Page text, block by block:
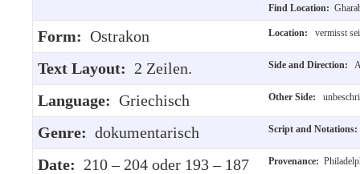
Find Location:
Form: Ostrakon Location: vermisst
Text Layout: 2 Zeilen. Side and Direction:
Language: Griechisch Other Side:
Genre: dokumentarisch Script and
Date: 210 – 204 oder 193 – 187
Provenance: